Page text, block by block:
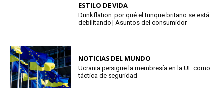
ESTILO DE VIDA
Drinkflation: por qué el trinque britano se está
debilitando | Asuntos del consumidor
NOTICIAS DEL MUNDO
Ucrania persigue la membresía en la UE como
táctica de seguridad